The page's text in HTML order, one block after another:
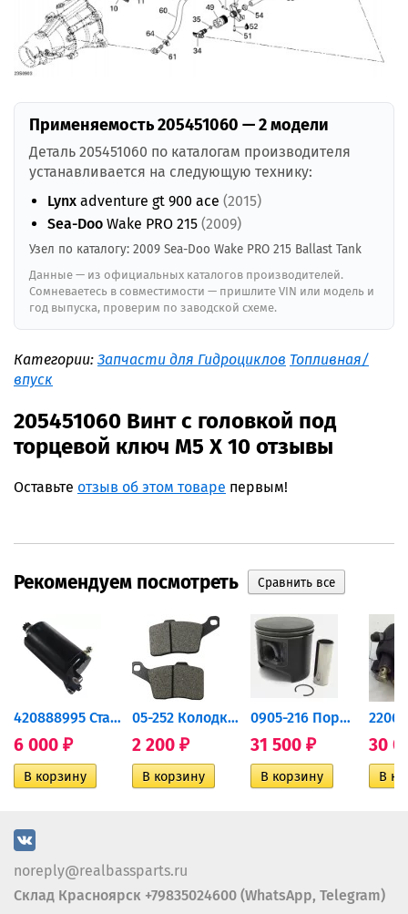
Применяемость 205451060 — 2 модели
Деталь 205451060 по каталогам производителя
устанавливается на следующую технику:
Lynx adventure gt 900 ace (2015)
Sea-Doo Wake PRO 215 (2009)
Узел по каталогу: 2009 Sea-Doo Wake PRO 215 Ballast Tank
Данные — из официальных каталогов производителей.
Сомневаетесь в совместимости — пришлите VIN или модель и
год выпуска, проверим по заводской схеме.
Категории: Запчасти для Гидроциклов Топливная/
впуск
205451060 Винт с головкой под
торцевой ключ M5 X 10 отзывы
Оставьте отзыв об этом товаре первым!
Рекомендуем посмотреть
420888995 Стартер для...
6 000 ₽
05-252 Колодки тормозные...
2 200 ₽
0905-216 Поршень Arctic Cat...
31 500 ₽ 30
noreply@realbassparts.ru
Склад Красноярск +79835024600 (WhatsApp, Telegram)